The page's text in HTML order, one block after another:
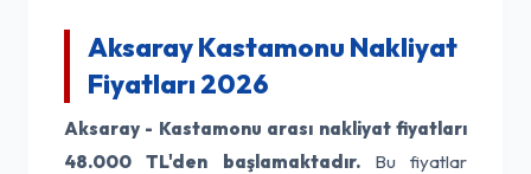
Aksaray Kastamonu Nakliyat
Fiyatları 2026
Aksaray - Kastamonu arası nakliyat fiyatları
48.000 TL'den başlamaktadır.Bu fiyatlar